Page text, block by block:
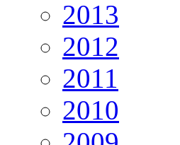
2013
2012
2011
2010